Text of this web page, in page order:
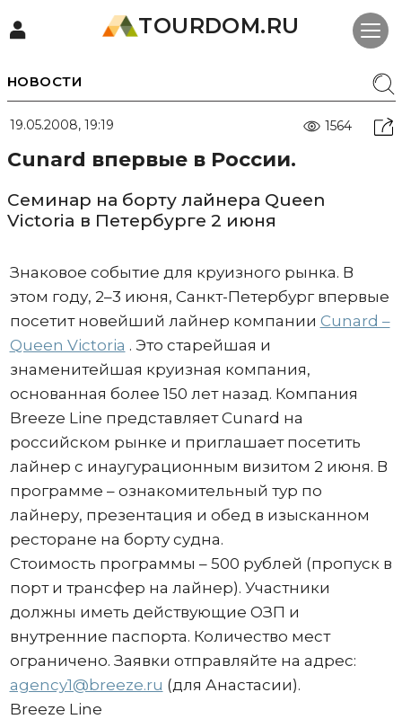
TOURDOM.RU
НОВОСТИ
19.05.2008, 19:19 1564
Cunard впервые в России.
Семинар на борту лайнера Queen
Victoria в Петербурге 2 июня
Знаковое событие для круизного рынка. В
этом году, 2–3 июня, Санкт-Петербург впервые
посетит новейший лайнер компании Cunard –
Queen Victoria . Это старейшая и
знаменитейшая круизная компания,
основанная более 150 лет назад. Компания
Breeze Line представляет Cunard на
российском рынке и приглашает посетить
лайнер с инаугурационным визитом 2 июня. В
программе – ознакомительный тур по
лайнеру, презентация и обед в изысканном
ресторане на борту судна.
Стоимость программы – 500 рублей (пропуск в
порт и трансфер на лайнер). Участники
должны иметь действующие ОЗП и
внутренние паспорта. Количество мест
ограничено. Заявки отправляйте на адрес:
agency1@breeze.ru (для Анастасии).
Breeze Line